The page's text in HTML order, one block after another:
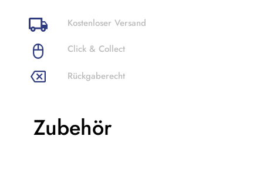
Kostenloser Versand
Click & Collect
Rückgaberecht
Zubehör